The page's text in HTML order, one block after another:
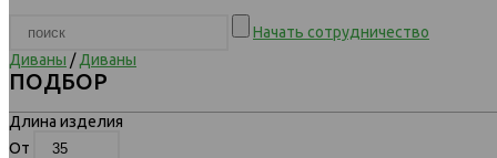
Начать сотрудничество
Диваны /Диваны
ПОДБОР
Длина изделия
От